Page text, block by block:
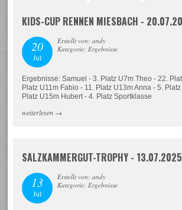
KIDS-CUP RENNEN MIESBACH -
20
Jul
Erstellt von: andy
Kategorie: Ergebnisse
Ergebnisse: Samuel - 3. Platz U7m Theo - 22.
Platz U11m Fabio - 11. Platz U13m Anna - 5.
Platz U15m Hubert - 4. Platz Sportklasse
weiterlesen →
SALZKAMMERGUT-TROPHY - 13.07.2025
13
Jul
Erstellt von: andy
Kategorie: Ergebnisse